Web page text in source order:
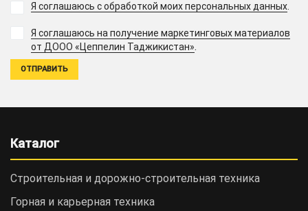
Я соглашаюсь с обработкой моих персональных данных
Я соглашаюсь на получение маркетинговых материалов
от ДООО «Цеппелин Таджикистан».
Каталог
Строительная и дорожно-cтроительная техника
Горная и карьерная техника